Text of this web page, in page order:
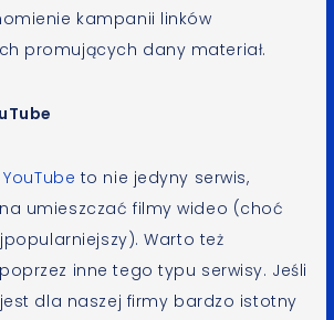
kampanii linków
promujących dany materiał.
YouTube to nie jedyny serwis,
umieszczać filmy wideo (choć
Warto też
inne tego typu serwisy. Jeśli
jest dla naszej firmy bardzo istotny